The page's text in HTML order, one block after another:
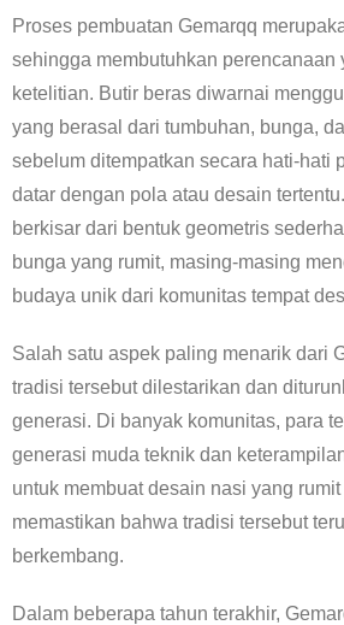
Proses pembuatan Gemarqq
sehingga membutuhkan perencanaan
ketelitian. Butir beras diwarnai
yang berasal dari tumbuhan, bunga,
sebelum ditempatkan secara hati-hati
datar dengan pola atau desain
berkisar dari bentuk geometris
bunga yang rumit, masing-masing
budaya unik dari komunitas tempat
Salah satu aspek paling menarik dari
tradisi tersebut dilestarikan dan
generasi. Di banyak komunitas, para
generasi muda teknik dan
untuk membuat desain nasi yang
memastikan bahwa tradisi tersebut
berkembang.
Dalam beberapa tahun terakhir,